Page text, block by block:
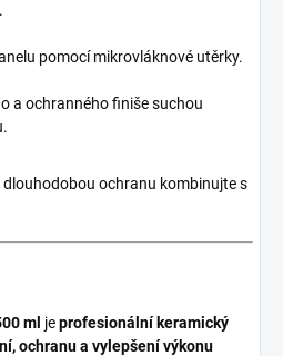
pomocí mikrovláknové utěrky.
a ochranného finiše suchou
ochranu kombinujte s
ml jeprofesionální keramický
ochranu a vylepšení výkonu